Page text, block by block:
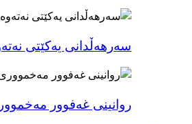
سەرهەڵدانی یەکێتی
روانینی غه‌فوور